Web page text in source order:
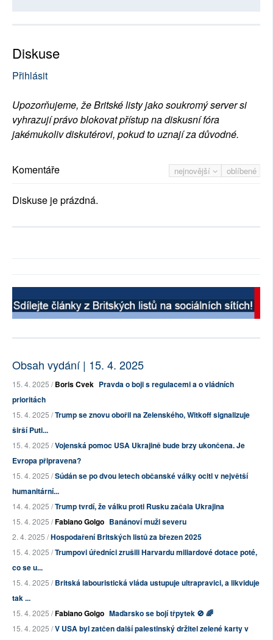
Diskuse
Přihlásit
Upozorňujeme, že Britské listy jako soukromý server si
vyhrazují právo blokovat přístup na diskusní fóra
jakémukoliv diskutérovi, pokud to uznají za důvodné.
nejnovější oblíbené
Komentáře
Diskuse je prázdná.
Obsah vydání | 15. 4. 2025
15. 4. 2025 /Boris Cvek Pravda o boji s regulacemi a o vládních
prioritách
15. 4. 2025 /Trump se znovu obořil na Zelenského, Witkoff signalizuje
širší Puti...
15. 4. 2025 /Vojenská pomoc USA Ukrajině bude brzy ukončena. Je
Evropa připravena?
15. 4. 2025 /Súdán se po dvou letech občanské války ocitl v největší
humanitární...
14. 4. 2025 /Trump tvrdí, že válku proti Rusku začala Ukrajina
15. 4. 2025 /Fabiano Golgo Banánoví muži severu
2. 4. 2025 /Hospodaření Britských listů za březen 2025
15. 4. 2025 /Trumpovi úředníci zrušili Harvardu miliardové dotace poté,
co se u...
15. 4. 2025 /Britská labouristická vláda ustupuje ultrapravici, a likviduje
tak ...
15. 4. 2025 /Fabiano Golgo Maďarsko se bojí třpytek 🚫 🌈
15. 4. 2025 /V USA byl zatčen další palestinský držitel zelené karty v